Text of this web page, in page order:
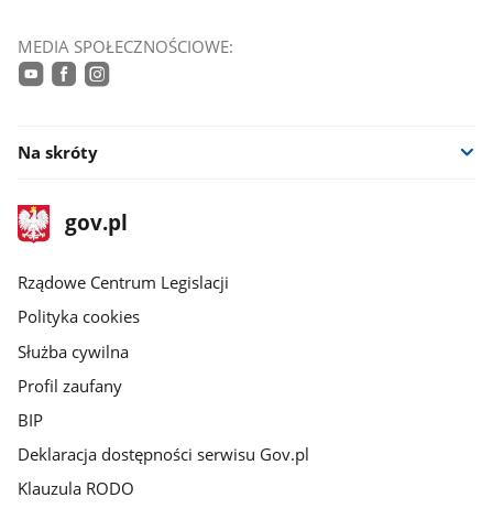
MEDIA SPOŁECZNOŚCIOWE:
Na skróty
stopka
gov.plStrona
gov.pl
Rządowe Centrum Legislacji
Polityka cookies
Służba cywilna
Profil zaufany
BIP
Deklaracja dostępności serwisu Gov.pl
Klauzula RODO